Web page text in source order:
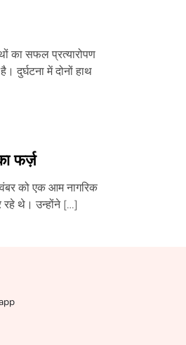
का सफल प्रत्यारोपण
दुर्घटना में दोनों हाथ
फर्ज़
को एक आम नागरिक
थे। उन्होंने […]